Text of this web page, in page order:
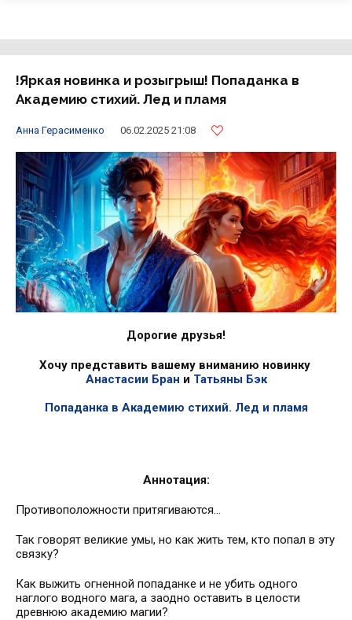
!Яркая новинка и розыгрыш! Попаданка в
Академию стихий. Лед и пламя
Анна Герасименко 06.02.2025 21:08
Дорогие друзья!
Хочу представить вашему вниманию новинку
Анастасии Бран и Татьяны Бэк
Попаданка в Академию стихий. Лед и пламя
Аннотация:
Противоположности притягиваются…
Так говорят великие умы, но как жить тем, кто попал в эту
связку?
Как выжить огненной попаданке и не убить одного
наглого водного мага, а заодно оставить в целости
древнюю академию магии?